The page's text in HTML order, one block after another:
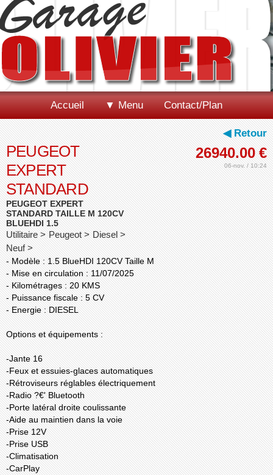
Accueil ▼ Menu Contact/Plan
◀ Retour
26940.00 €
06-nov. / 10:24
PEUGEOT
EXPERT
STANDARD
PEUGEOT EXPERT
STANDARD TAILLE M 120CV
BLUEHDI 1.5
Utilitaire > Peugeot > Diesel >
Neuf >
- Modèle : 1.5 BlueHDI 120CV Taille M
- Mise en circulation : 11/07/2025
- Kilométrages : 20 KMS
- Puissance fiscale : 5 CV
- Energie : DIESEL
Options et équipements :
-Jante 16
-Feux et essuies-glaces automatiques
-Rétroviseurs réglables électriquement
-Radio ?€' Bluetooth
-Porte latéral droite coulissante
-Aide au maintien dans la voie
-Prise 12V
-Prise USB
-Climatisation
-CarPlay